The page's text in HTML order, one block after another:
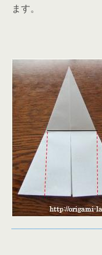
ます。